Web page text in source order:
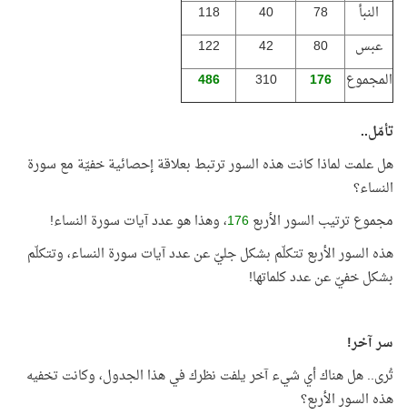
النبأ
78
40
118
عبس
80
42
122
المجموع
176
310
486
تأمّل..
هل علمت لماذا كانت هذه السور ترتبط بعلاقة إحصائية خفيّة مع سورة
النساء؟
مجموع ترتيب السور الأربع176، وهذا هو عدد آيات سورة النساء!
هذه السور الأربع تتكلّم بشكل جليّ عن عدد آيات سورة النساء، وتتكلّم
بشكل خفيّ عن عدد كلماتها!
سر آخر!
تُرى.. هل هناك أي شيء آخر يلفت نظرك في هذا الجدول، وكانت تخفيه
هذه السور الأربع؟